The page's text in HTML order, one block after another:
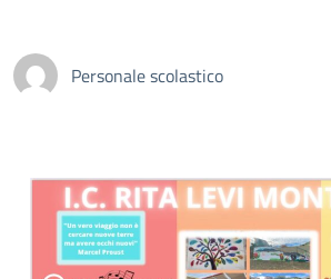
Personale scolastico